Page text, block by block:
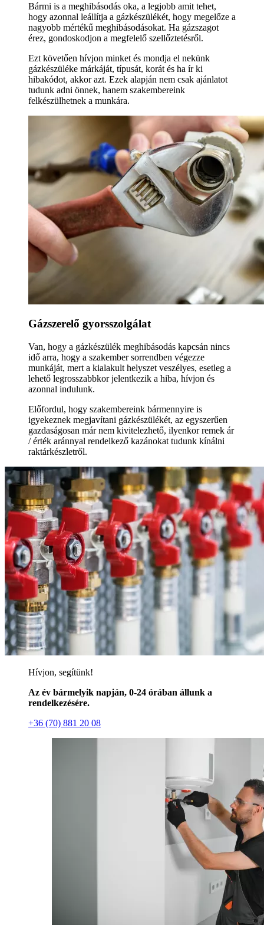
Bármi is a meghibásodás oka, a legjobb amit tehet,
hogy azonnal leállítja a gázkészülékét, hogy megelőze a
nagyobb mértékű meghibásodásokat. Ha gázszagot
érez, gondoskodjon a megfelelő szellőztetésről.
Ezt követően hívjon minket és mondja el nekünk
gázkészüléke márkáját, típusát, korát és ha ír ki
hibakódot, akkor azt. Ezek alapján nem csak ajánlatot
tudunk adni önnek, hanem szakembereink
felkészülhetnek a munkára.
Gázszerelő gyorsszolgálat
Van, hogy a gázkészülék meghibásodás kapcsán nincs
idő arra, hogy a szakember sorrendben végezze
munkáját, mert a kialakult helyszet veszélyes, esetleg a
lehető legrosszabbkor jelentkezik a hiba, hívjon és
azonnal indulunk.
Előfordul, hogy szakembereink bármennyire is
igyekeznek megjavítani gázkészülékét, az egyszerűen
gazdaságosan már nem kivitelezhető, ilyenkor remek ár
/ érték aránnyal rendelkező kazánokat tudunk kínálni
raktárkészletről.
Hívjon, segítünk!
Az év bármelyik napján, 0-24 órában állunk a
rendelkezésére.
+36 (70) 881 20 08